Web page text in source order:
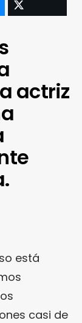
actriz
está
casi de